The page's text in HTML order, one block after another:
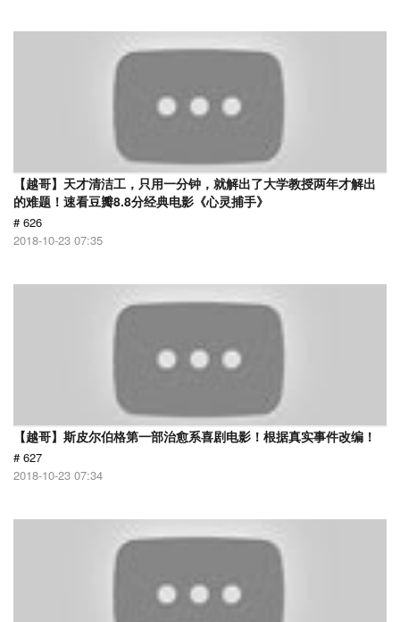
【越哥】天才清洁工，只用一分钟，就解出了大学教授两年才解出
的难题！速看豆瓣8.8分经典电影《心灵捕手》
# 626
2018-10-23 07:35
【越哥】斯皮尔伯格第一部治愈系喜剧电影！根据真实事件改编！
# 627
2018-10-23 07:34